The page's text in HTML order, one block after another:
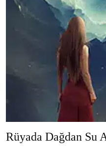
Rüyada Dağdan Su